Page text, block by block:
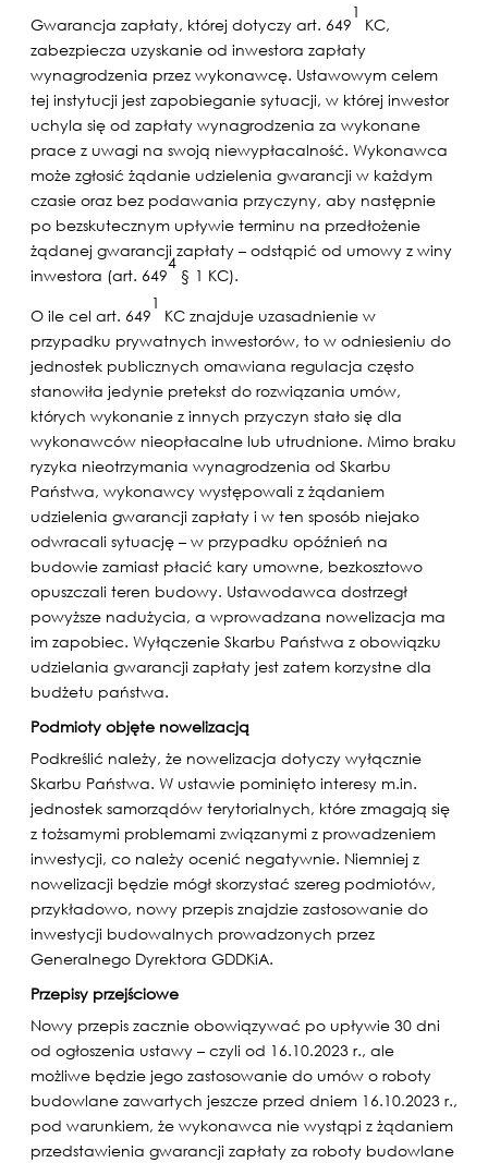
Gwarancja zapłaty, której dotyczy art. 649
1
KC,
zabezpiecza uzyskanie od inwestora zapłaty
wynagrodzenia przez wykonawcę. Ustawowym celem
tej instytucji jest zapobieganie sytuacji, w której inwestor
uchyla się od zapłaty wynagrodzenia za wykonane
prace z uwagi na swoją niewypłacalność. Wykonawca
może zgłosić żądanie udzielenia gwarancji w każdym
czasie oraz bez podawania przyczyny, aby następnie
po bezskutecznym upływie terminu na przedłożenie
żądanej gwarancji zapłaty – odstąpić od umowy z winy
inwestora (art. 649
4
§ 1 KC).
O ile cel art. 649
1
KC znajduje uzasadnienie w
przypadku prywatnych inwestorów, to w odniesieniu do
jednostek publicznych omawiana regulacja często
stanowiła jedynie pretekst do rozwiązania umów,
których wykonanie z innych przyczyn stało się dla
wykonawców nieopłacalne lub utrudnione. Mimo braku
ryzyka nieotrzymania wynagrodzenia od Skarbu
Państwa, wykonawcy występowali z żądaniem
udzielenia gwarancji zapłaty i w ten sposób niejako
odwracali sytuację – w przypadku opóźnień na
budowie zamiast płacić kary umowne, bezkosztowo
opuszczali teren budowy. Ustawodawca dostrzegł
powyższe nadużycia, a wprowadzana nowelizacja ma
im zapobiec. Wyłączenie Skarbu Państwa z obowiązku
udzielania gwarancji zapłaty jest zatem korzystne dla
budżetu państwa.
Podmioty objęte nowelizacją
Podkreślić należy, że nowelizacja dotyczy wyłącznie
Skarbu Państwa. W ustawie pominięto interesy m.in.
jednostek samorządów terytorialnych, które zmagają się
z tożsamymi problemami związanymi z prowadzeniem
inwestycji, co należy ocenić negatywnie. Niemniej z
nowelizacji będzie mógł skorzystać szereg podmiotów,
przykładowo, nowy przepis znajdzie zastosowanie do
inwestycji budowalnych prowadzonych przez
Generalnego Dyrektora GDDKiA.
Przepisy przejściowe
Nowy przepis zacznie obowiązywać po upływie 30 dni
od ogłoszenia ustawy – czyli od 16.10.2023 r., ale
możliwe będzie jego zastosowanie do umów o roboty
budowlane zawartych jeszcze przed dniem 16.10.2023 r.,
pod warunkiem, że wykonawca nie wystąpi z żądaniem
przedstawienia gwarancji zapłaty za roboty budowlane